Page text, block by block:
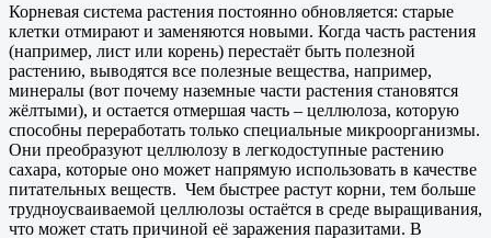
Корневая система растения постоянно обновляется: старые
клетки отмирают и заменяются новыми. Когда часть растения
(например, лист или корень) перестаёт быть полезной
растению, выводятся все полезные вещества, например,
минералы (вот почему наземные части растения становятся
жёлтыми), и остается отмершая часть – целлюлоза, которую
способны переработать только специальные микроорганизмы.
Они преобразуют целлюлозу в легкодоступные растению
сахара, которые оно может напрямую использовать в качестве
питательных веществ. Чем быстрее растут корни, тем больше
трудноусваиваемой целлюлозы остаётся в среде выращивания,
что может стать причиной её заражения паразитами. В